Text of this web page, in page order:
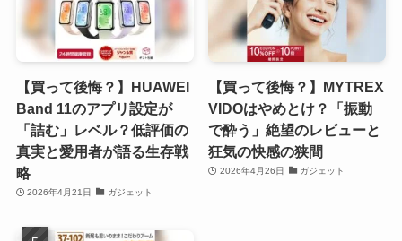
【買って後悔？】HUAWEI
Band 11のアプリ設定が
「詰む」レベル？低評価の
真実と愛用者が語る生存戦
略
2026年4月21日 ガジェット
【買って後悔？】MYTREX
VIDOはやめとけ？「振動
で酔う」絶望のレビューと
狂気の快感の狭間
2026年4月26日 ガジェット